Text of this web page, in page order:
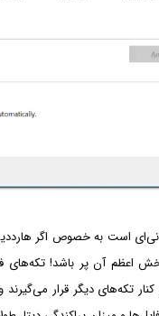
است به خصوص اگر
اعظم آن پر باشد! تکه‌های
تکه‌های دیگر قرار می‌گیرند